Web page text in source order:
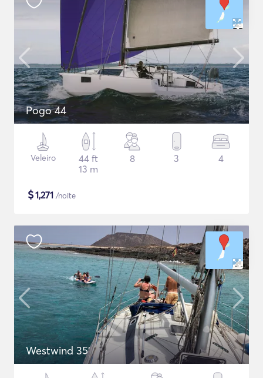
Pogo 44
Veleiro
44 ft
13 m
8 3 4
$1,271 /noite
Westwind 35'